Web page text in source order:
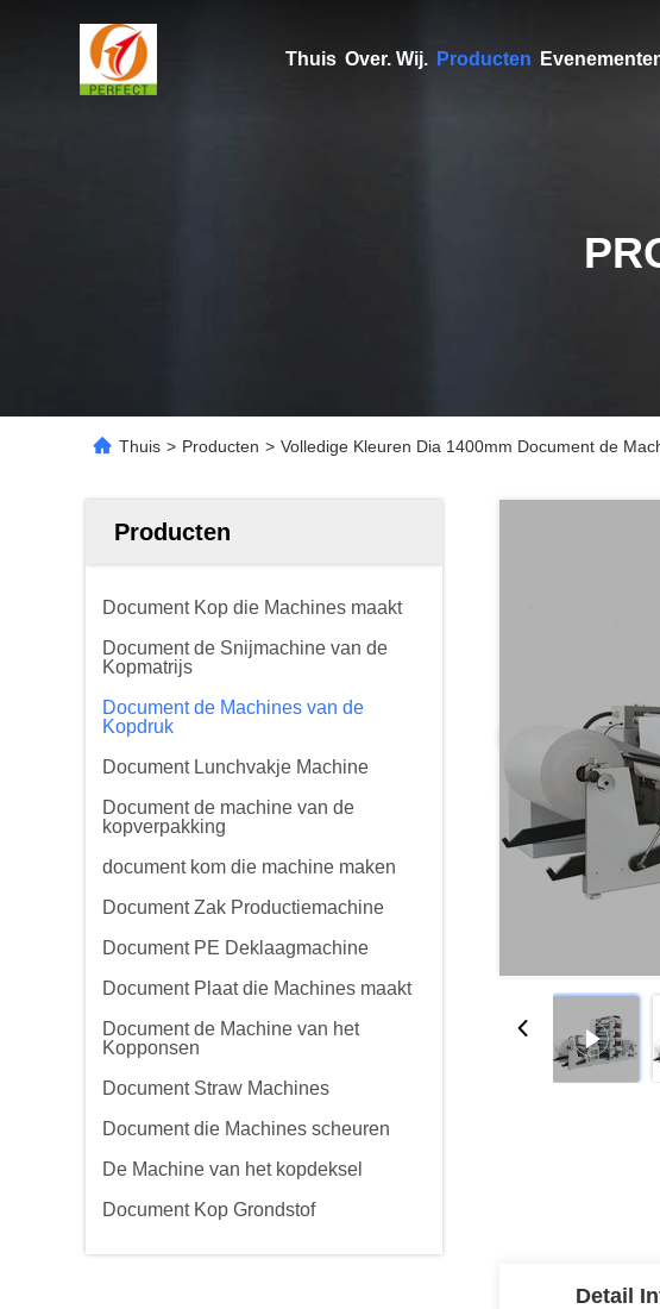
Thuis Over. Wij. Producten
Thuis > Producten > Volledige Kleuren Dia 1400mm Document de
Producten
Document Kop die Machines maakt
Document de Snijmachine van de
Kopmatrijs
Document de Machines van de
Kopdruk
Document Lunchvakje Machine
Document de machine van de
kopverpakking
document kom die machine maken
Document Zak Productiemachine
Document PE Deklaagmachine
Document Plaat die Machines maakt
Document de Machine van het
Kopponsen
Document Straw Machines
Document die Machines scheuren
De Machine van het kopdeksel
Document Kop Grondstof
Detail